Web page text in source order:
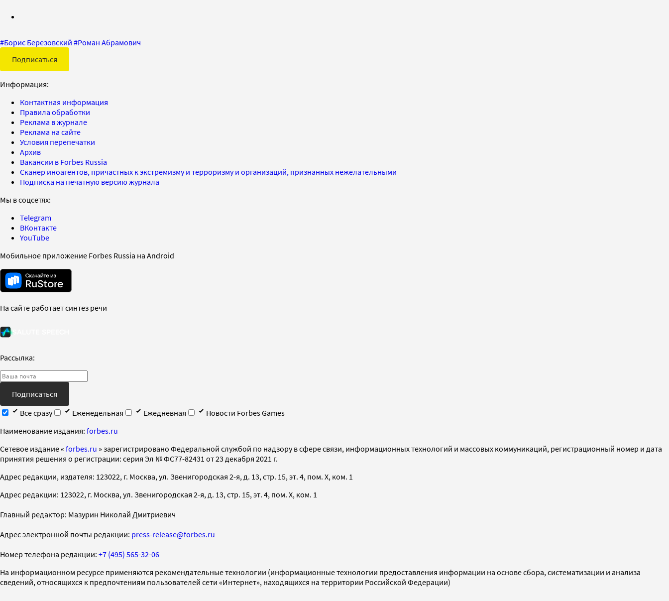
#Борис Березовский #Роман Абрамович
Подписаться
Информация:
Контактная информация
Правила обработки
Реклама в журнале
Реклама на сайте
Условия перепечатки
Архив
Вакансии в Forbes Russia
Сканер иноагентов, причастных к экстремизму и терроризму и организаций, признанных нежелательными
Подписка на печатную версию журнала
Мы в соцсетях:
Telegram
ВКонтакте
YouTube
Мобильное приложение Forbes Russia на Android
На сайте работает синтез речи
Рассылка:
Подписаться
Все сразу
Еженедельная Ежедневная
Новости Forbes Games
Наименование издания: forbes.ru
Cетевое издание « forbes.ru » зарегистрировано Федеральной службой по надзору в сфере связи, информационных технологий и массовых коммуникаций, регистрационный номер и дата
принятия решения о регистрации: серия Эл № ФС77-82431 от 23 декабря 2021 г.
Адрес редакции, издателя: 123022, г. Москва, ул. Звенигородская 2-я, д. 13, стр. 15, эт. 4, пом. X, ком. 1
Адрес редакции: 123022, г. Москва, ул. Звенигородская 2-я, д. 13, стр. 15, эт. 4, пом. X, ком. 1
Главный редактор: Мазурин Николай Дмитриевич
Адрес электронной почты редакции: press-release@forbes.ru
Номер телефона редакции: +7 (495) 565-32-06
На информационном ресурсе применяются рекомендательные технологии (информационные технологии предоставления информации на основе сбора, систематизации и анализа
сведений, относящихся к предпочтениям пользователей сети «Интернет», находящихся на территории Российской Федерации)